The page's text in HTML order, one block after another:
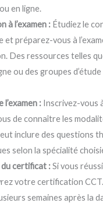
en ligne.
à l’examen : Étudiez le
et préparez-vous à
Des ressources telles
ou des groupes
l’examen : Inscrivez-vous
de connaître les
inclure des questions
selon la spécialité
certificat :Si vous
votre certification
semaines après la